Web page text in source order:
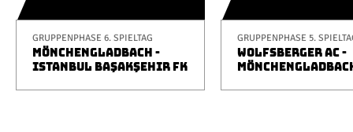
GRUPPENPHASE 6. SPIELTAG
MÖNCHENGLADBACH -
ISTANBUL BAŞAKŞEHIR FK
GRUPPENPHASE 5.
WOLFSBERGER AC -